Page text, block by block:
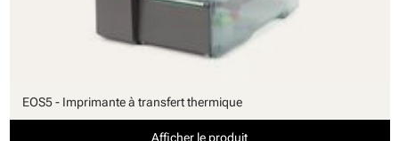
EOS5 - Imprimante à transfert thermique
Afficher le produit